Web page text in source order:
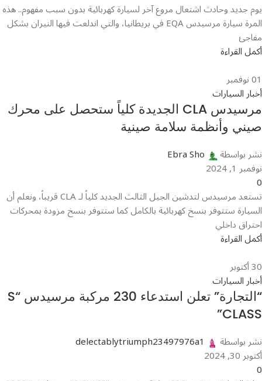
يوم جديد وحادث اشتعال مروع آخر لسيارة كهربائية بدون سبب مفهوم.. هذه
المرة سيارة مرسيدس EQA في بريطانيا، والتي اندلعت فيها النيران بشكل
مفاجئ
أكمل القراءة
01نوفمبر
أخبار السيارات
مرسيدس CLA الجديدة كلياً ستحصل على محرك
صيني وأنظمة سلامة صينية
نشر بواسطة Ebra Sho
نوفمبر 1, 2024
0
تستعد مرسيدس لتدشين الجيل الثالث الجديد كلياً لـ CLA قريباً، ونعلم أن
السيارة ستتوفر بنسخ كهربائية بالكامل كما ستتوفر بنسخ مزودة بمحركات
احتراق داخلي
أكمل القراءة
30أكتوبر
أخبار السيارات
“التجارة” تعلن استدعاء 230 مركبة مرسيدس “S
CLASS”
نشر بواسطة delectablytriumph23497976a1
أكتوبر 30, 2024
0